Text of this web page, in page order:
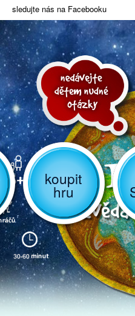
sledujte nás na Facebooku
koupit
hru